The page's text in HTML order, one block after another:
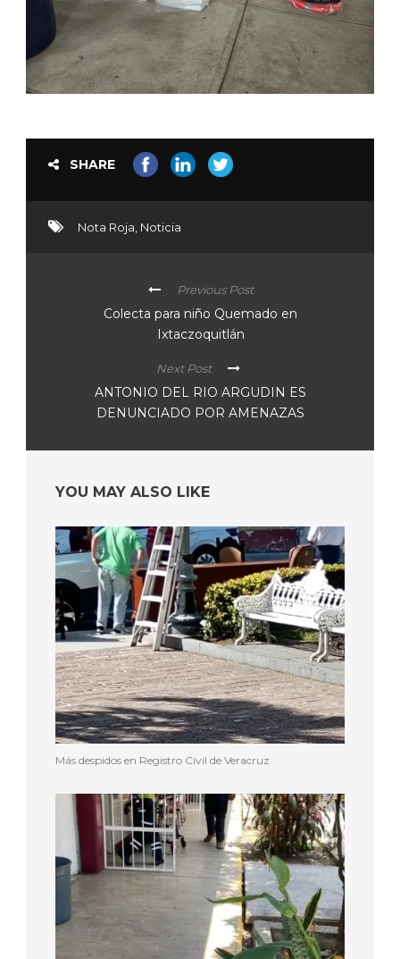
SHARE
Nota Roja Noticia
Previous Post
Colecta para niño Quemado en
Ixtaczoquitlán
Next Post
ANTONIO DEL RIO ARGUDIN ES
DENUNCIADO POR AMENAZAS
YOU MAY ALSO LIKE
Más despidos en Registro Civil de Veracruz